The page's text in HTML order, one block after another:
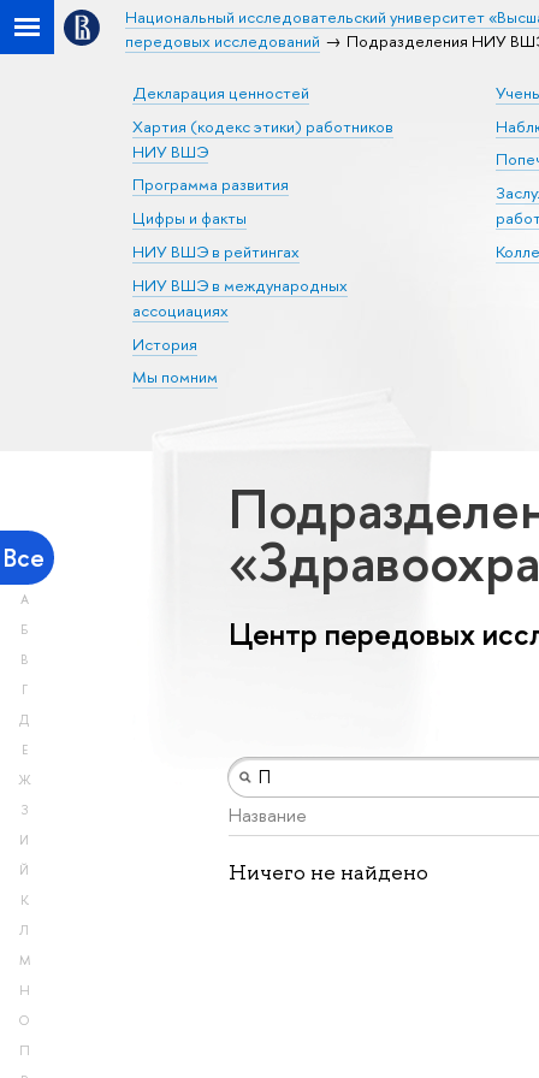
Национальный исследовательский университет
передовых исследований
Подразделения НИУ
Декларация ценностей
Хартия (кодекс этики) работников
НИУ ВШЭ
Программа развития
Цифры и факты
НИУ ВШЭ в рейтингах
НИУ ВШЭ в международных
ассоциациях
История
Мы помним
Все
А
Б
В
Г
Д
Е
Ж
З
И
Й
К
Л
М
Н
О
П
Центр передовых
Название
Ничего не найдено